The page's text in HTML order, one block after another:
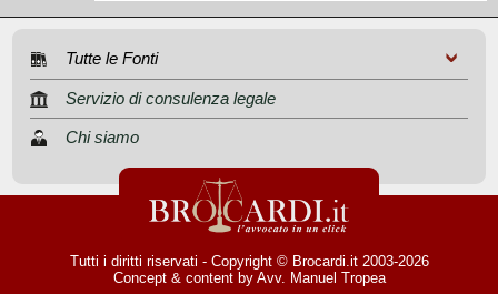
Tutte le Fonti
Servizio di consulenza legale
Chi siamo
Tutti i diritti riservati - Copyright © Brocardi.it 2003-2026
Concept & content by Avv. Manuel Tropea